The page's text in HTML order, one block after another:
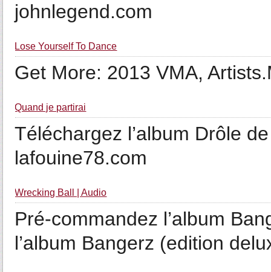
johnlegend.com
Lose Yourself To Dance
Get More: 2013 VMA,
Quand je partirai
Téléchargez l’album Drôle
lafouine78.com
Wrecking Ball | Audio
Pré-commandez l’album
l’album Bangerz (edition